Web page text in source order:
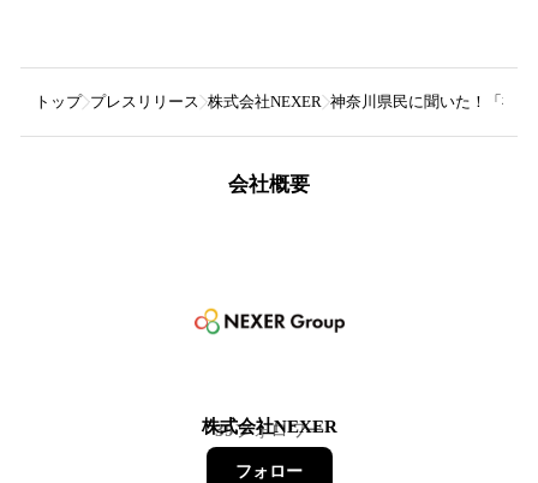
トップ プレスリリース 株式会社NEXER 神奈川県民に聞いた！「神
会社概要
株式会社NEXER
39フォロワー
フォロー